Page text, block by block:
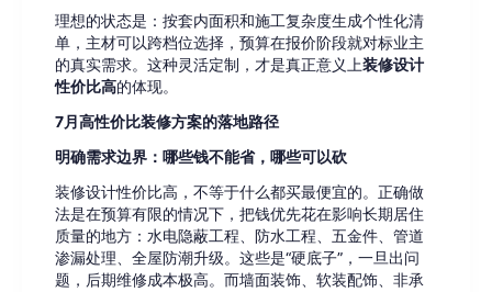
理想的状态是：按套内面积和施工复杂度生成个性化清
单，主材可以跨档位选择，预算在报价阶段就对标业主
的真实需求。这种灵活定制，才是真正意义上装修设计
性价比高的体现。
7月高性价比装修方案的落地路径
明确需求边界：哪些钱不能省，哪些可以砍
装修设计性价比高，不等于什么都买最便宜的。正确做
法是在预算有限的情况下，把钱优先花在影响长期居住
质量的地方：水电隐蔽工程、防水工程、五金件、管道
渗漏处理、全屋防潮升级。这些是“硬底子”，一旦出问
题，后期维修成本极高。而墙面装饰、软装配饰、非承